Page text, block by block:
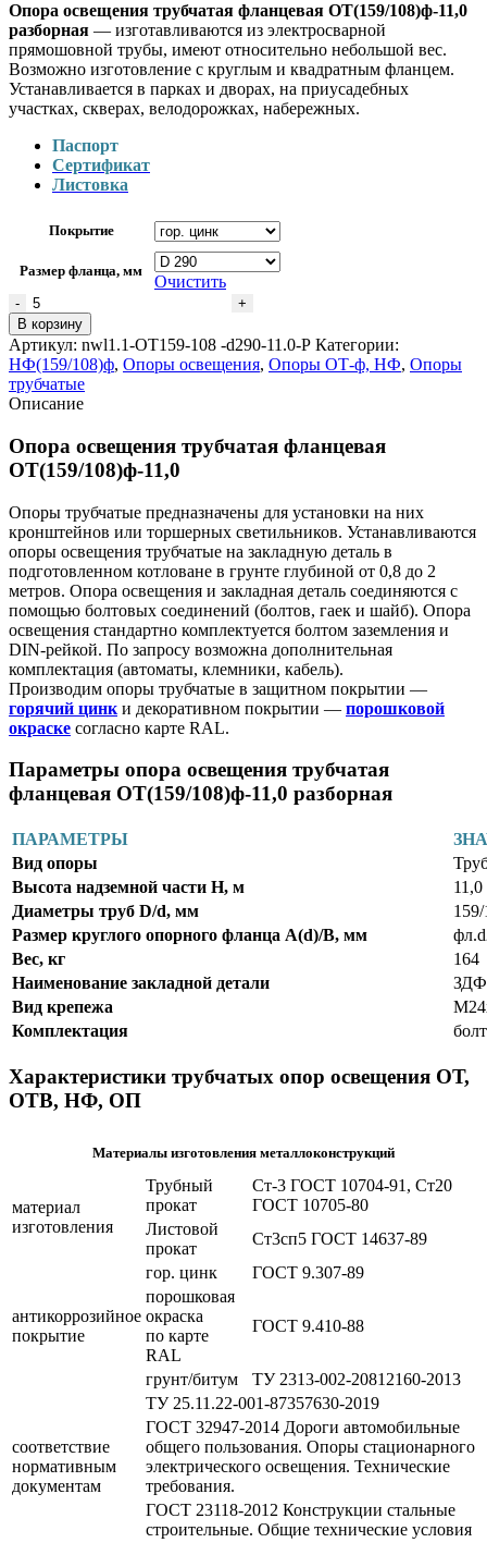
Опора освещения трубчатая фланцевая ОТ(159/108)ф-11,0
разборная — изготавливаются из электросварной
прямошовной трубы, имеют относительно небольшой вес.
Возможно изготовление с круглым и квадратным фланцем.
Устанавливается в парках и дворах, на приусадебных
участках, скверах, велодорожках, набережных.
Паспорт
Сертификат
Листовка
Покрытие
Размер фланца, мм
Очистить
Количество
товара
Опора
освещения
трубчатая
фланцевая
В корзину
Артикул: nwl1.1-ОТ159-108 -d290-11.0-Р Категории:
НФ(159/108)ф, Опоры освещения, Опоры ОТ-ф, НФ, Опоры
трубчатые
Описание
Опора освещения трубчатая фланцевая
ОТ(159/108)ф-11,0
Опоры трубчатые предназначены для установки на них
кронштейнов или торшерных светильников. Устанавливаются
опоры освещения трубчатые на закладную деталь в
подготовленном котловане в грунте глубиной от 0,8 до 2
метров. Опора освещения и закладная деталь соединяются с
помощью болтовых соединений (болтов, гаек и шайб). Опора
освещения стандартно комплектуется болтом заземления и
DIN-рейкой. По запросу возможна дополнительная
комплектация (автоматы, клемники, кабель).
Производим опоры трубчатые в защитном покрытии —
горячий цинк и декоративном покрытии — порошковой
окраске согласно карте RAL.
Параметры опора освещения трубчатая
фланцевая ОТ(159/108)ф-11,0 разборная
ПАРАМЕТРЫ
Вид опоры
Высота надземной части Н, м
11,0
Диаметры труб D/d, мм
Размер круглого опорного фланца А(d)/В, мм
Вес, кг
164
Наименование закладной детали
ЗДФ
Вид крепежа
Комплектация
Характеристики трубчатых опор освещения ОТ,
ОТВ, НФ, ОП
Материалы изготовления металлоконструкций
материал
изготовления
Трубный
прокат
Ст-3 ГОСТ 10704-91, Ст20
ГОСТ 10705-80
Листовой
прокат
Ст3сп5 ГОСТ 14637-89
антикоррозийное
покрытие
гор. цинк
ГОСТ 9.307-89
порошковая
окраска
по карте
RAL
ГОСТ 9.410-88
грунт/битум ТУ 2313-002-20812160-2013
соответствие
нормативным
документам
ТУ 25.11.22-001-87357630-2019
ГОСТ 32947-2014 Дороги автомобильные
общего пользования. Опоры стационарного
электрического освещения. Технические
требования.
ГОСТ 23118-2012 Конструкции стальные
строительные. Общие технические условия